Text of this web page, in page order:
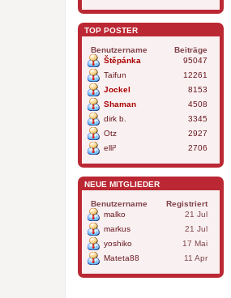
TOP POSTER
Benutzername
Beiträge
Štěpánka
95047
Taifun
12261
Jockel
8153
Shaman
4508
dirk b.
3345
Otz
2927
elli²
2706
NEUE MITGLIEDER
Benutzername
Registriert
malko
21 Jul
markus
21 Jul
yoshiko
17 Mai
Mateta88
11 Apr